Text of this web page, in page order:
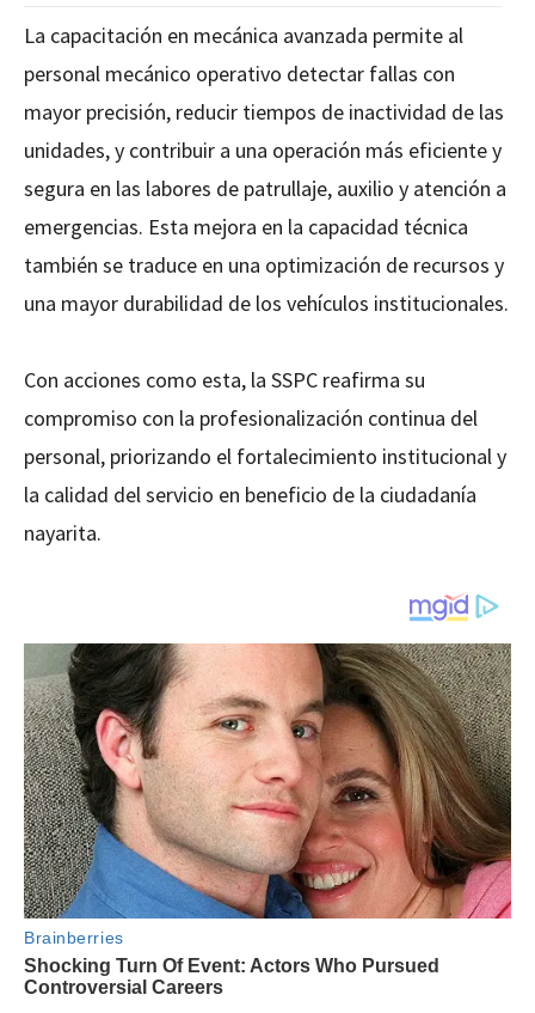
La capacitación en mecánica avanzada permite al
personal mecánico operativo detectar fallas con
mayor precisión, reducir tiempos de inactividad de las
unidades, y contribuir a una operación más eficiente y
segura en las labores de patrullaje, auxilio y atención a
emergencias. Esta mejora en la capacidad técnica
también se traduce en una optimización de recursos y
una mayor durabilidad de los vehículos institucionales.
Con acciones como esta, la SSPC reafirma su
compromiso con la profesionalización continua del
personal, priorizando el fortalecimiento institucional y
la calidad del servicio en beneficio de la ciudadanía
nayarita.